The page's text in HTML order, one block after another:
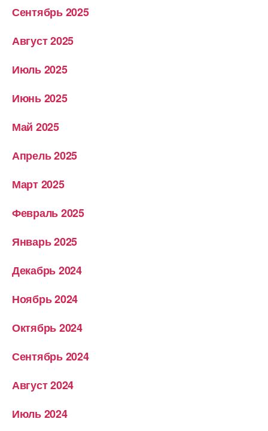
Сентябрь 2025
Август 2025
Июль 2025
Июнь 2025
Май 2025
Апрель 2025
Март 2025
Февраль 2025
Январь 2025
Декабрь 2024
Ноябрь 2024
Октябрь 2024
Сентябрь 2024
Август 2024
Июль 2024